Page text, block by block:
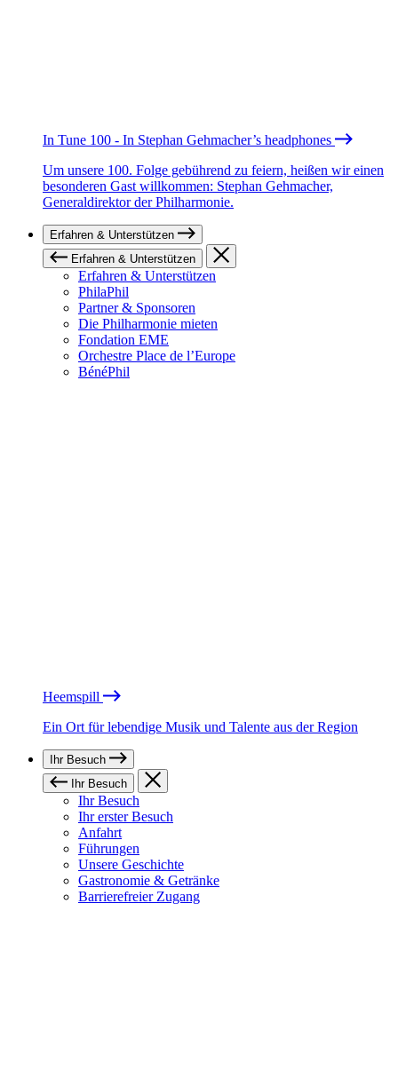
In Tune 100 - In Stephan Gehmacher’s headphones
Um unsere 100. Folge gebührend zu feiern, heißen wir einen
besonderen Gast willkommen: Stephan Gehmacher,
Generaldirektor der Philharmonie.
Erfahren & Unterstützen
Erfahren & Unterstützen
Erfahren & Unterstützen
PhilaPhil
Partner & Sponsoren
Die Philharmonie mieten
Fondation EME
Orchestre Place de l’Europe
BénéPhil
Heemspill
Ein Ort für lebendige Musik und Talente aus der Region
Ihr Besuch
Ihr Besuch
Ihr Besuch
Ihr erster Besuch
Anfahrt
Führungen
Unsere Geschichte
Gastronomie & Getränke
Barrierefreier Zugang